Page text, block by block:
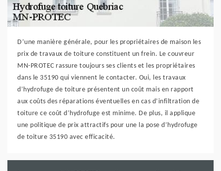
D’une manière générale, pour les propriétaires de maison les
prix de travaux de toiture constituent un frein. Le couvreur
MN-PROTEC rassure toujours ses clients et les propriétaires
dans le 35190 qui viennent le contacter. Oui, les travaux
d’hydrofuge de toiture présentent un coût mais en rapport
aux coûts des réparations éventuelles en cas d’infiltration de
toiture ce coût d’hydrofuge est minime. De plus, il applique
une politique de prix attractifs pour une la pose d’hydrofuge
de toiture 35190 avec efficacité.